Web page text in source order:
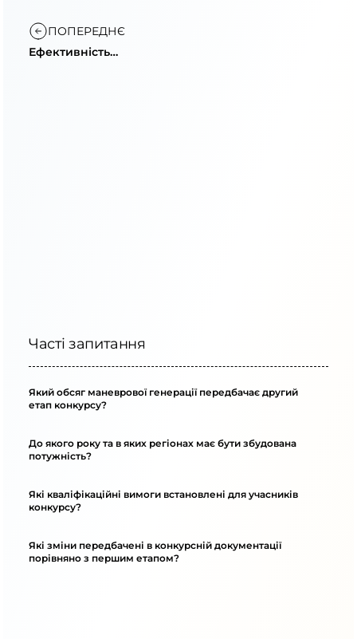
ПОПЕРЕДНЄ
Ефективність
Часті запитання
Який обсяг маневрової генерації передбачає другий
етап конкурсу?
До якого року та в яких регіонах має бути збудована
потужність?
Які кваліфікаційні вимоги встановлені для учасників
конкурсу?
Які зміни передбачені в конкурсній документації
порівняно з першим етапом?